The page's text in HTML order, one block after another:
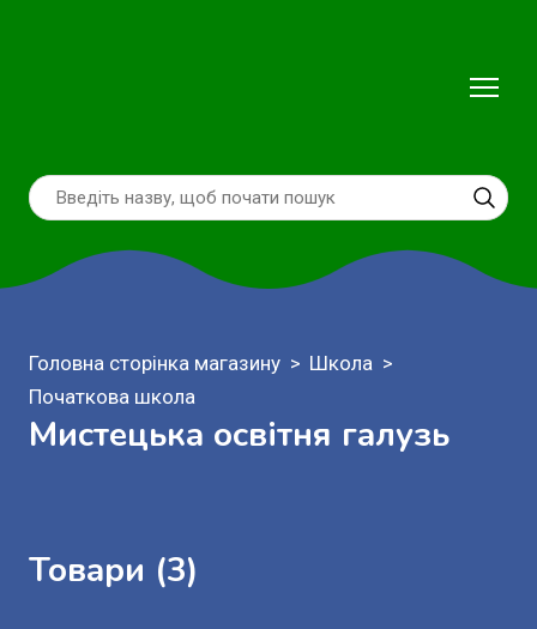
Головна сторінка магазину
Школа
Початкова школа
Мистецька освітня галузь
Товари (3)